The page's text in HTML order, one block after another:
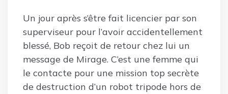
Un jour après s’être fait licencier par son
superviseur pour l’avoir accidentellement
blessé, Bob reçoit de retour chez lui un
message de Mirage. C’est une femme qui
le contacte pour une mission top secrète
de destruction d’un robot tripode hors de